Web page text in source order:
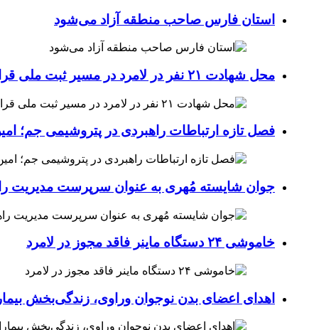
استان فارس صاحب منطقه آزاد می‌شود
محل شهادت ۲۱ نفر در لامرد در مسیر ثبت ملی قرار گرفت
فصل تازه ارتباطات راهبردی در پتروشیمی جم؛
جوان شایسته مُهری به عنوان سرپرست مدیریت
خاموشی ۲۴ دستگاه ماینر فاقد مجوز در لامرد
اهدای اعضای بدن نوجوان وراوی، زندگی‌بخش